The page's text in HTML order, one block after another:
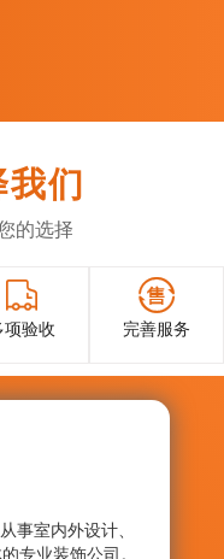
们
的选择

项验收

完善服务
事室内外设计、
专业装饰公司。